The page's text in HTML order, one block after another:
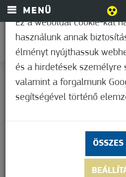
MENÜ
Nem értékelt
PINTÉR TIBOR
Ez a weboldal cookie-kat
használunk annak
élményt nyújthassuk
és a hirdetések személyre
valamint a forgalmunk
segítségével történő